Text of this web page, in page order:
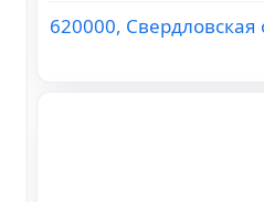
620000, Свердловская